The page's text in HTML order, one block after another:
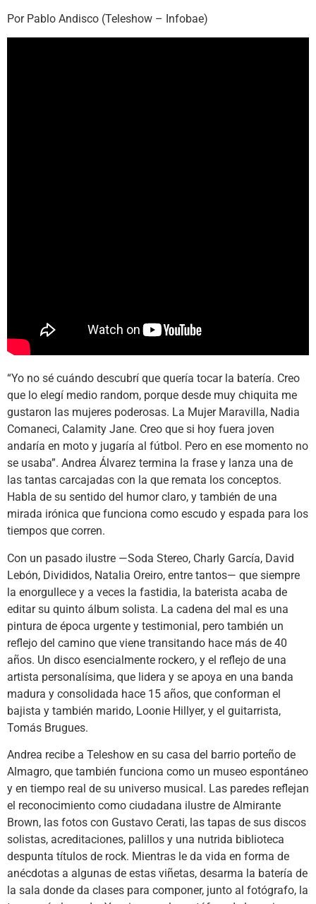
Por Pablo Andisco (Teleshow – Infobae)
“Yo no sé cuándo descubrí que quería tocar la batería. Creo
que lo elegí medio random, porque desde muy chiquita me
gustaron las mujeres poderosas. La Mujer Maravilla, Nadia
Comaneci, Calamity Jane. Creo que si hoy fuera joven
andaría en moto y jugaría al fútbol. Pero en ese momento no
se usaba”. Andrea Álvarez termina la frase y lanza una de
las tantas carcajadas con la que remata los conceptos.
Habla de su sentido del humor claro, y también de una
mirada irónica que funciona como escudo y espada para los
tiempos que corren.
Con un pasado ilustre —Soda Stereo, Charly García, David
Lebón, Divididos, Natalia Oreiro, entre tantos— que siempre
la enorgullece y a veces la fastidia, la baterista acaba de
editar su quinto álbum solista. La cadena del mal es una
pintura de época urgente y testimonial, pero también un
reflejo del camino que viene transitando hace más de 40
años. Un disco esencialmente rockero, y el reflejo de una
artista personalísima, que lidera y se apoya en una banda
madura y consolidada hace 15 años, que conforman el
bajista y también marido, Loonie Hillyer, y el guitarrista,
Tomás Brugues.
Andrea recibe a Teleshow en su casa del barrio porteño de
Almagro, que también funciona como un museo espontáneo
y en tiempo real de su universo musical. Las paredes reflejan
el reconocimiento como ciudadana ilustre de Almirante
Brown, las fotos con Gustavo Cerati, las tapas de sus discos
solistas, acreditaciones, palillos y una nutrida biblioteca
despunta títulos de rock. Mientras le da vida en forma de
anécdotas a algunas de estas viñetas, desarma la batería de
la sala donde da clases para componer, junto al fotógrafo, la